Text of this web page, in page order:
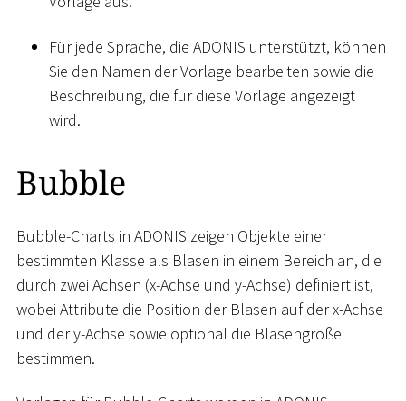
Für jede Sprache, die ADONIS unterstützt, können
Sie den Namen der Vorlage bearbeiten sowie die
Beschreibung, die für diese Vorlage angezeigt
wird.
Bubble
Bubble-Charts in ADONIS zeigen Objekte einer
bestimmten Klasse als Blasen in einem Bereich an, die
durch zwei Achsen (x-Achse und y-Achse) definiert ist,
wobei Attribute die Position der Blasen auf der x-Achse
und der y-Achse sowie optional die Blasengröße
bestimmen.